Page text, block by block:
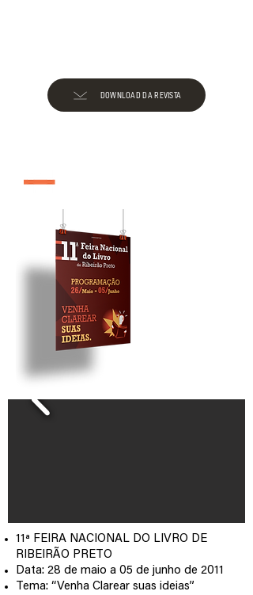
DOWNLOAD DA REVISTA
11ª FEIRA NACIONAL DO LIVRO DE
RIBEIRÃO PRETO
Data: 28 de maio a 05 de junho de 2011
Tema: “Venha Clarear suas ideias”